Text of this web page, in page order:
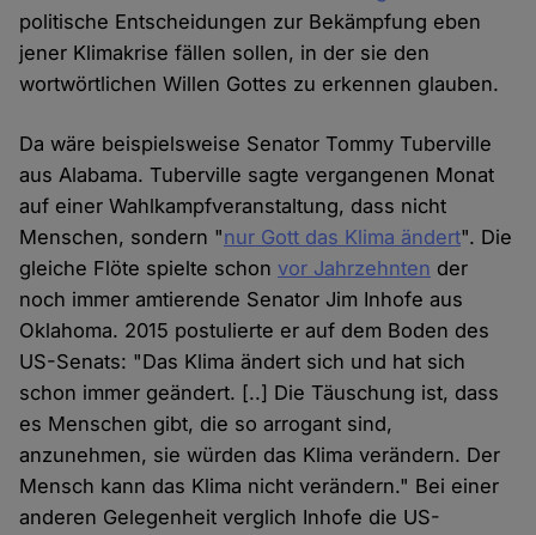
politische Entscheidungen zur Bekämpfung eben
jener Klimakrise fällen sollen, in der sie den
wortwörtlichen Willen Gottes zu erkennen glauben.
Da wäre beispielsweise Senator Tommy Tuberville
aus Alabama. Tuberville sagte vergangenen Monat
auf einer Wahlkampfveranstaltung, dass nicht
Menschen, sondern "nur Gott das Klima ändert". Die
gleiche Flöte spielte schonvor Jahrzehnten der
noch immer amtierende Senator Jim Inhofe aus
Oklahoma. 2015 postulierte er auf dem Boden des
US-Senats: "Das Klima ändert sich und hat sich
schon immer geändert. [..] Die Täuschung ist, dass
es Menschen gibt, die so arrogant sind,
anzunehmen, sie würden das Klima verändern. Der
Mensch kann das Klima nicht verändern." Bei einer
anderen Gelegenheit verglich Inhofe die US-